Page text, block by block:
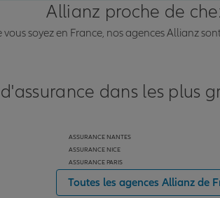
Allianz proche de
vous soyez en France, nos agences Allianz
dans les plus
ASSURANCE NANTES
ASSURANCE NICE
ASSURANCE PARIS
Toutes les agences Allianz de